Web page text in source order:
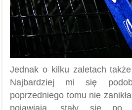
Jednak o kilku zaletach
Najbardziej mi się
poprzedniego tomu nie
pojawiają, stały się po